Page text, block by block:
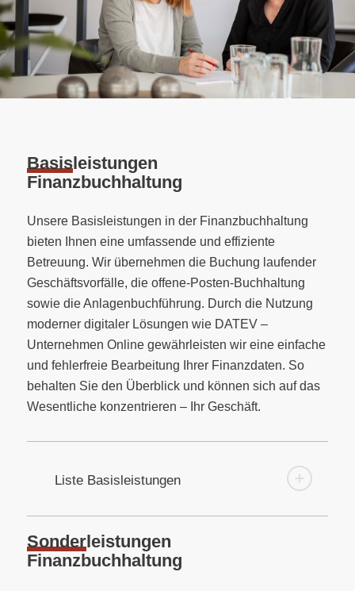
Basis­leistungen
Finanz­buchhaltung
Unsere Basisleistungen in der Finanzbuchhaltung
bieten Ihnen eine umfassende und effiziente
Betreuung. Wir übernehmen die Buchung laufender
Geschäftsvorfälle, die offene-Posten-Buchhaltung
sowie die Anlagenbuchführung. Durch die Nutzung
moderner digitaler Lösungen wie DATEV –
Unternehmen Online gewährleisten wir eine einfache
und fehlerfreie Bearbeitung Ihrer Finanzdaten. So
behalten Sie den Überblick und können sich auf das
Wesentliche konzentrieren – Ihr Geschäft.
Liste Basisleistungen
Sonder­leistungen
Finanz­buchhaltung